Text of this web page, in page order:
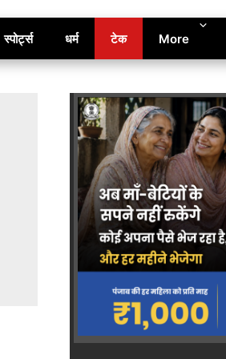
स्पोर्ट्स धर्म टेक More